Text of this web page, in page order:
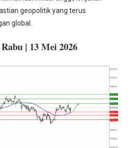
geopolitik yang terus
global.
| 13 Mei 2026